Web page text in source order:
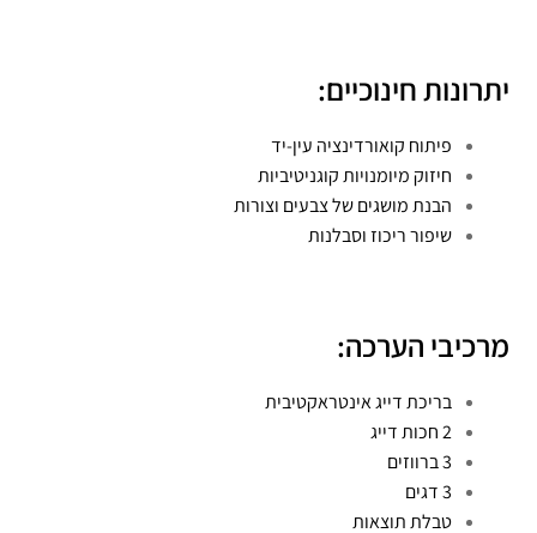
יתרונות חינוכיים:
פיתוח קואורדינציה עין-יד
חיזוק מיומנויות קוגניטיביות
הבנת מושגים של צבעים וצורות
שיפור ריכוז וסבלנות
מרכיבי הערכה:
בריכת דייג אינטראקטיבית
2 חכות דייג
3 ברווזים
3 דגים
טבלת תוצאות